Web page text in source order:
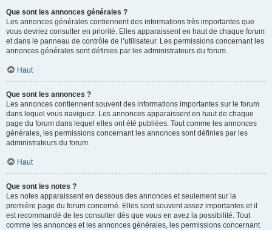
Que sont les annonces générales ?
Les annonces générales contiennent des informations très importantes que
vous devriez consulter en priorité. Elles apparaissent en haut de chaque forum
et dans le panneau de contrôle de l’utilisateur. Les permissions concernant les
annonces générales sont définies par les administrateurs du forum.
Haut
Que sont les annonces ?
Les annonces contiennent souvent des informations importantes sur le forum
dans lequel vous naviguez. Les annonces apparaissent en haut de chaque
page du forum dans lequel elles ont été publiées. Tout comme les annonces
générales, les permissions concernant les annonces sont définies par les
administrateurs du forum.
Haut
Que sont les notes ?
Les notes apparaissent en dessous des annonces et seulement sur la
première page du forum concerné. Elles sont souvent assez importantes et il
est recommandé de les consulter dès que vous en avez la possibilité. Tout
comme les annonces et les annonces générales, les permissions concernant